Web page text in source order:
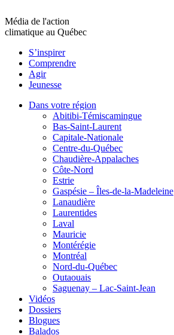
Média de l'action
climatique au Québec
S’inspirer
Comprendre
Agir
Jeunesse
Dans votre région
Abitibi-Témiscamingue
Bas-Saint-Laurent
Capitale-Nationale
Centre-du-Québec
Chaudière-Appalaches
Côte-Nord
Estrie
Gaspésie – Îles-de-la-Madeleine
Lanaudière
Laurentides
Laval
Mauricie
Montérégie
Montréal
Nord-du-Québec
Outaouais
Saguenay – Lac-Saint-Jean
Vidéos
Dossiers
Blogues
Balados